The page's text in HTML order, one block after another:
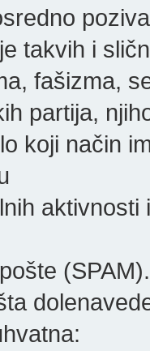
takvih i
fašizma,
partija,
koji način